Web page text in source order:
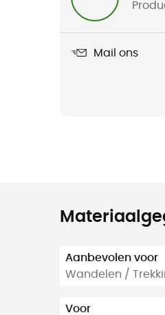
Mail ons
Aanbevolen voor
Wandelen /
Voor